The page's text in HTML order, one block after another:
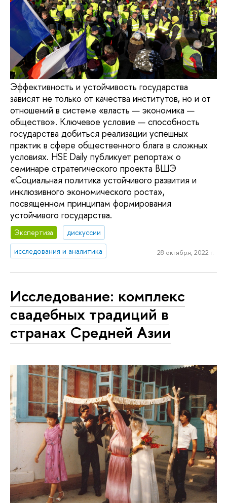
Эффективность и устойчивость государства
зависят не только от качества институтов, но и от
отношений в системе «власть — экономика —
общество». Ключевое условие — способность
государства добиться реализации успешных
практик в сфере общественного блага в сложных
условиях. HSE Daily публикует репортаж о
семинаре стратегического проекта ВШЭ
«Социальная политика устойчивого развития и
инклюзивного экономического роста»,
посвященном принципам формирования
устойчивого государства.
Экспертиза
дискуссии
исследования и аналитика
28 октября, 2022 г.
Исследование: комплекс
свадебных традиций в
странах Средней Азии